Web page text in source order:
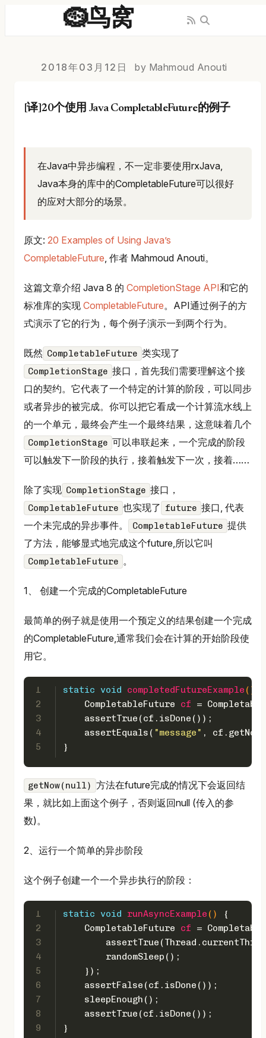
🪹鸟窝
2018年03月12日 by Mahmoud Anouti
[译]20个使用 Java CompletableFuture的例子
在Java中异步编程，不一定非要使用rxJava,
Java本身的库中的CompletableFuture可以很好
的应对大部分的场景。
原文: 20 Examples of Using Java’s
CompletableFuture , 作者 Mahmoud Anouti。
这篇文章介绍 Java 8 的 CompletionStage API和它的
标准库的实现 CompletableFuture。API通过例子的方
式演示了它的行为，每个例子演示一到两个行为。
既然 CompletableFuture 类实现了
CompletionStage 接口，首先我们需要理解这个接
口的契约。它代表了一个特定的计算的阶段，可以同步
或者异步的被完成。你可以把它看成一个计算流水线上
的一个单元，最终会产生一个最终结果，这意味着几个
CompletionStage 可以串联起来，一个完成的阶段
可以触发下一阶段的执行，接着触发下一次，接着……
除了实现 CompletionStage 接口，
CompletableFuture 也实现了 future 接口, 代表
一个未完成的异步事件。
CompletableFuture 提供
了方法，能够显式地完成这个future,所以它叫
CompletableFuture 。
1、 创建一个完成的CompletableFuture
最简单的例子就是使用一个预定义的结果创建一个完成
的CompletableFuture,通常我们会在计算的开始阶段使
用它。
1
2
3
4
5
static void completedFutureExample ()
CompletableFuture
cf =
    assertTrue(cf.isDone());
    assertEquals(
"message" , cf.getNow(
}
getNow(null) 方法在future完成的情况下会返回结
果，就比如上面这个例子，否则返回null (传入的参
数)。
2、运行一个简单的异步阶段
这个例子创建一个一个异步执行的阶段：
1
2
3
4
5
6
7
8
9
static void runAsyncExample ()
{
CompletableFuture
cf =
        randomSleep();
    });
    assertFalse(cf.isDone());
    sleepEnough();
    assertTrue(cf.isDone());
}